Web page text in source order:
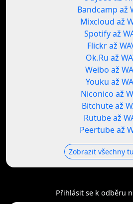
Bandcamp až
Mixcloud až
Spotify až
Flickr až
Ok.Ru až
Weibo až
Youku až
Niconico až
Bitchute až
Rutube až
Peertube až
Zobrazit všechny
Přihlásit se k odběru